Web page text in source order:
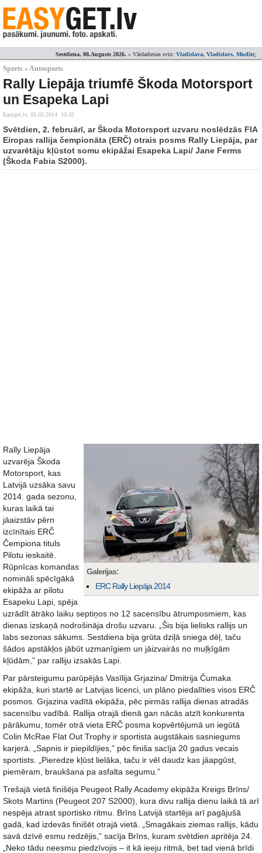
Sestdiena, 08.Augusts 2026. » Vārdadienas svin: Vladislava, Vladislavs, Mudīte;
Sports » Autosports
Rally Liepāja triumfē Škoda Motorsport
un Esapeka Lapi
Easyget.lv, 03.02.2014. 10:35
Svētdien, 2. februārī, ar Škoda Motorsport uzvaru noslēdzās FIA
Eiropas rallija čempionāta (ERČ) otrais posms Rally Liepāja, par
uzvarētāju kļūstot somu ekipāžai Esapeka Lapi/ Jane Ferms
(Škoda Fabia S2000).
Galerijas:
ERC Rally Liepāja 2014
Rally Liepāja
uzvarēja Škoda
Motorsport, kas
Latvijā uzsāka savu
2014. gada sezonu,
kuras laikā tai
jāaizstāv pērn
izcīnītais ERČ
Čempiona tituls
Pilotu ieskaitē.
Rūpnīcas komandas
nomināli spēcīgākā
ekipāža ar pilotu
Esapeku Lapi, spēja
uzrādīt ātrāko laiku septiņos no 12 sacensību ātrumposmiem, kas
dienas izskaņā nodrošināja drošu uzvaru. „Šis bija lielisks rallijs un
labs sezonas sākums. Sestdiena bija grūta dziļā sniega dēļ, taču
šādos apstākļos jābūt uzmanīgiem un jāizvairās no muļķīgām
kļūdām,” par ralliju izsakās Lapi.
Par pārsteigumu parūpējās Vasīlija Grjazina/ Dmitrija Čumaka
ekipāža, kuri startē ar Latvijas licenci, un plāno piedalīties visos ERČ
posmos. Grjazina vadītā ekipāža, pēc pirmās rallija dienas atradās
sacensību vadībā. Rallija otrajā dienā gan nācās atzīt konkurenta
pārākumu, tomēr otrā vieta ERČ posma kopvērtējumā un iegūtā
Colin McRae Flat Out Trophy ir sportista augstākais sasniegums
karjerā. „Sapnis ir piepildījies,” pēc finiša sacīja 20 gadus vecais
sportists. „Pieredze kļūst lielāka, taču ir vēl daudz kas jāapgūst,
piemēram, braukšana pa asfalta segumu.”
Trešajā vietā finišēja Peugeot Rally Academy ekipāža Kreigs Brīns/
Skots Martins (Peugeot 207 S2000), kura divu rallija dienu laikā tā arī
nespēja atrast sportisko ritmu. Brīns Latvijā startēja arī pagājušā
gadā, kad izdevās finišēt otrajā vietā. „Smagākais ziemas rallijs, kādu
savā dzīvē esmu redzējis,” sacīja Brīns, kuram svētdien apritēja 24.
„Neko tādu neesmu piedzīvojis – it kā ieeju ritmā, bet tad vienā brīdi